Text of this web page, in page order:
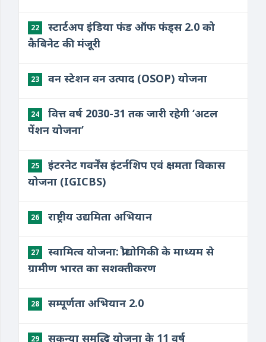
22
स्टार्टअप इंडिया फंड ऑफ फंड्स 2.0 को
कैबिनेट की मंजूरी
23 वन स्टेशन वन उत्पाद (OSOP) योजना
24
वित्त वर्ष 2030-31 तक जारी रहेगी ‘अटल
पेंशन योजना’
25
इंटरनेट गवर्नेंस इंटर्नशिप एवं क्षमता विकास
योजना (IGICBS)
26 राष्ट्रीय उद्यमिता अभियान
27
स्वामित्व योजना: प्रौद्योगिकी के माध्यम से
ग्रामीण भारत का सशक्तीकरण
28 सम्पूर्णता अभियान 2.0
29 सुकन्या समृद्धि योजना के 11 वर्ष